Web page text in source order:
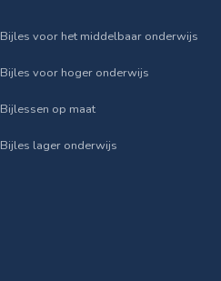
Bijles voor het middelbaar onderwijs
Bijles voor hoger onderwijs
Bijlessen op maat
Bijles lager onderwijs